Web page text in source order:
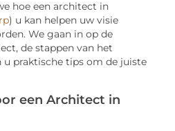
hoe een architect in
) u kan helpen uw visie
We gaan in op de
de stappen van het
u praktische tips om de juiste
een Architect in